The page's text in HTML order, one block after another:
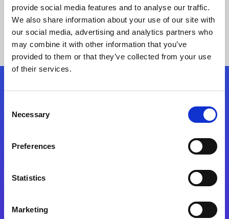
provide social media features and to analyse our traffic.
We also share information about your use of our site with
our social media, advertising and analytics partners who
may combine it with other information that you’ve
provided to them or that they’ve collected from your use
of their services.
Selection
Necessary
Preferences
Statistics
Marketing
Síganos